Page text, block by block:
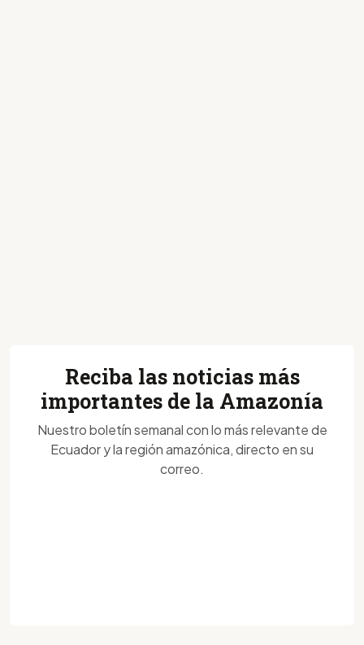
Reciba las noticias más
importantes de la Amazonía
Nuestro boletín semanal con lo más relevante de
Ecuador y la región amazónica, directo en su
correo.